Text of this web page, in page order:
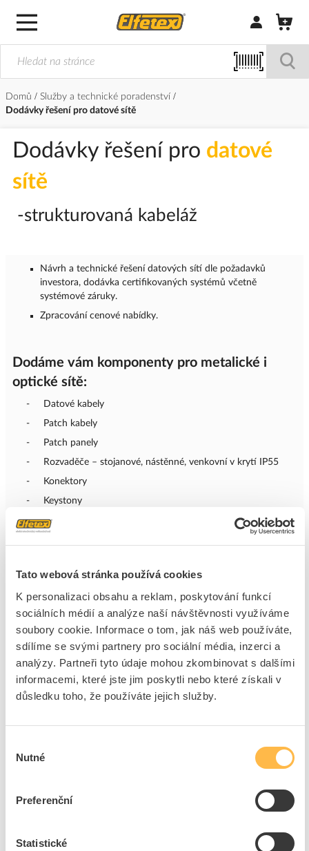
Tato webová stránka používá cookies
K personalizaci obsahu a reklam, poskytování funkcí
sociálních médií a analýze naší návštěvnosti využíváme
soubory cookie. Informace o tom, jak náš web používáte,
sdílíme se svými partnery pro sociální média, inzerci a
analýzy. Partneři tyto údaje mohou zkombinovat s dalšími
informacemi, které jste jim poskytli nebo které získali v
důsledku toho, že používáte jejich služby.
souhlasu
Nutné
Preferenční
Statistické
Přihlásit/
Domů
Služby a technické poradenství
Dodávky řešení pro datové sítě
Dodávky řešení pro datové
sítě
-strukturovaná kabeláž
Návrh a technické řešení datových sítí dle požadavků
investora, dodávka certifikovaných systémů včetně
systémové záruky.
Zpracování cenové nabídky.
Dodáme vám komponenty pro metalické i
optické sítě:
- Datové kabely
- Patch kabely
- Patch panely
- Rozvaděče – stojanové, nástěnné, venkovní v krytí IP55
- Konektory
- Keystony
- Zásuvky
- Nářadí a měřicí přístroje
- PDU